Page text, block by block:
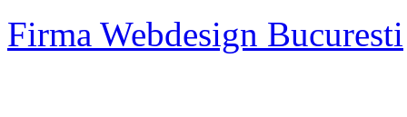
Firma Webdesign Bucuresti